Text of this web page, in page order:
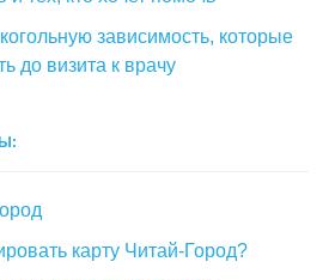
зависимость, которые
до визита к врачу
карту Читай-Город?